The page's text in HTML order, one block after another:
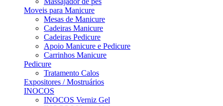
Moveis para Manicure
Mesas de Manicure
Cadeiras Manicure
Cadeiras Pedicure
Apoio Manicure e Pedicure
Carrinhos Manicure
Pedicure
Tratamento Calos
Expositores / Mostruários
INOCOS
INOCOS Verniz Gel